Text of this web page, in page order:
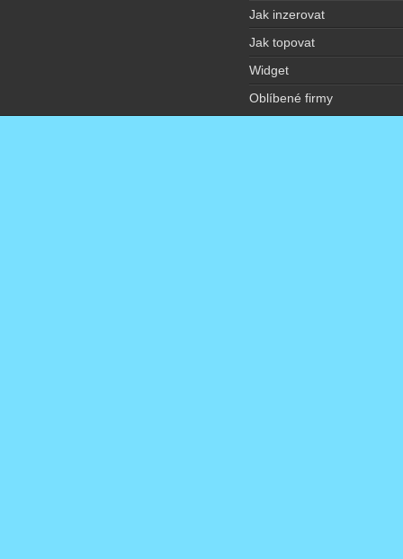
Jak inzerovat
Jak topovat
Widget
Oblíbené firmy